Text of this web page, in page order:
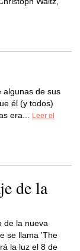
algunas de sus
él (y todos)
era...
Leer el
de la
de la nueva
se llama 'The
la luz el 8 de